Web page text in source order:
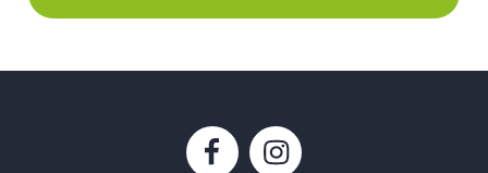
FacebookInstagram